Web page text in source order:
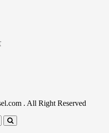
. All Right Reserved